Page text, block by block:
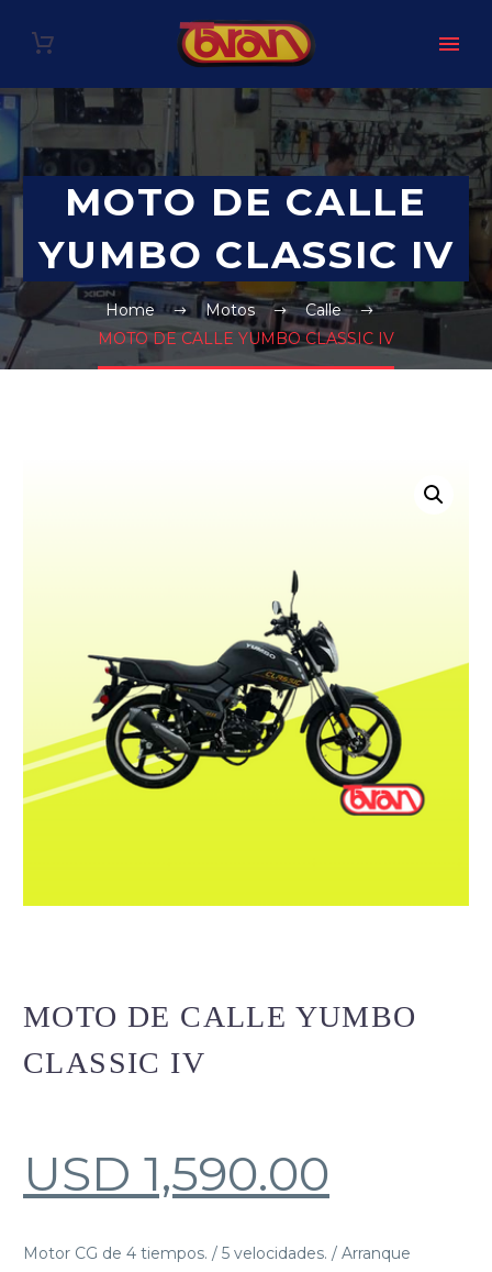
MOTO DE CALLE
YUMBO CLASSIC IV
Home Motos
Calle
MOTO DE CALLE YUMBO CLASSIC IV
MOTO DE CALLE YUMBO
CLASSIC IV
USD 1,590.00
Motor CG de 4 tiempos. / 5 velocidades. / Arranque